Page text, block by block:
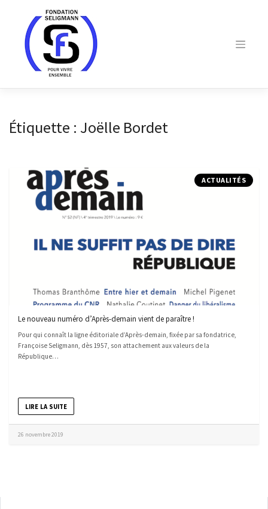
Étiquette : Joëlle Bordet
ACTUALITÉS
Le nouveau numéro d’Après-demain vient de paraître !
Pour qui connaît la ligne éditoriale d’Après-demain, fixée par sa fondatrice,
Françoise Seligmann, dès 1957, son attachement aux valeurs de la
République…
LIRE LA SUITE
26 novembre 2019